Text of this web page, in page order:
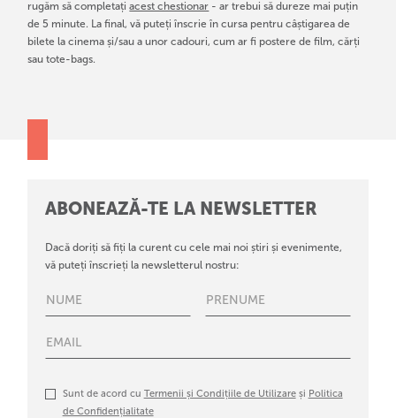
rugăm să completațiacest chestionar - ar trebui să dureze mai puțin
de 5 minute. La final, vă puteți înscrie în cursa pentru câștigarea de
bilete la cinema și/sau a unor cadouri, cum ar fi postere de film, cărți
sau tote-bags.
ABONEAZĂ-TE LA NEWSLETTER
Dacă doriți să fiți la curent cu cele mai noi știri și evenimente,
vă puteți înscrieți la newsletterul nostru:
Sunt de acord cu Termenii și Condițiile de Utilizareși Politica
de Confidențialitate